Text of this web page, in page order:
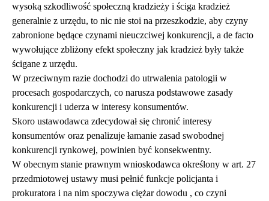
wysoką szkodliwość społeczną kradzieży i ściga kradzież
generalnie z urzędu, to nic nie stoi na przeszkodzie, aby czyny
zabronione będące czynami nieuczciwej konkurencji, a de facto
wywołujące zbliżony efekt społeczny jak kradzież były także
ścigane z urzędu.
W przeciwnym razie dochodzi do utrwalenia patologii w
procesach gospodarczych, co narusza podstawowe zasady
konkurencji i uderza w interesy konsumentów.
Skoro ustawodawca zdecydował się chronić interesy
konsumentów oraz penalizuje łamanie zasad swobodnej
konkurencji rynkowej, powinien być konsekwentny.
W obecnym stanie prawnym wnioskodawca określony w art. 27
przedmiotowej ustawy musi pełnić funkcje policjanta i
prokuratora i na nim spoczywa ciężar dowodu , co czyni